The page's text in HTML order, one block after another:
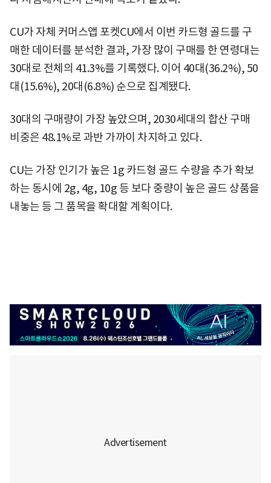
CU가 자체 커머스앱 포켓CU에서 이번 카드형 골드를 구
매한 데이터를 분석한 결과, 가장 많이 구매를 한 연령대는
30대로 전체의 41.3%를 기록했다. 이어 40대(36.2%), 50
대(15.6%), 20대(6.8%) 순으로 집계됐다.
30대의 구매량이 가장 높았으며, 2030세대의 합산 구매
비중은 48.1%로 과반 가까이 차지하고 있다.
CU는 가장 인기가 높은 1g 카드형 골드 수량을 추가 확보
하는 동시에 2g, 4g, 10g 등 보다 중량이 높은 골드 상품을
내놓는 등 그 품목을 확대할 계획이다.